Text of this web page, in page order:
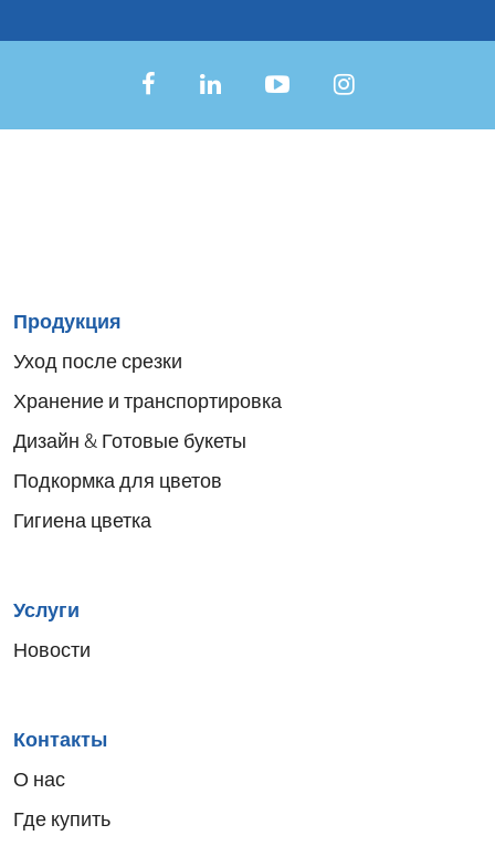
Sitemap
menu
Продукция
Уход после срезки
Хранение и транспортировка
Дизайн & Готовые букеты
Подкормка для цветов
Гигиена цветка
Услуги
Новости
Контакты
О нас
Где купить